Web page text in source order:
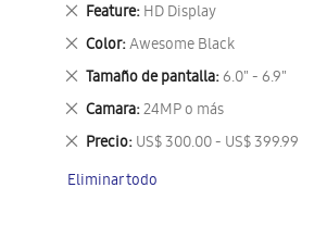
artículo
Feature HD Display
Eliminar
este
artículo
Color Awesome Black
Eliminar
este
artículo
Tamaño de pantalla 6.0" - 6.9"
Eliminar
este
artículo
Camara 24MP o más
Eliminar
este
artículo
Precio US$ 300.00 - US$ 399.99
Eliminar
artículo
Eliminar todo